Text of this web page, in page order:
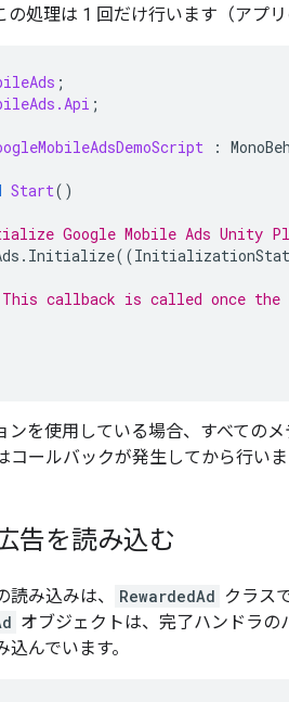
の処理は 1 回だけ行います（アプ
;
;
:
Start()
Google Mobile Ads Unity
. Initialize((
callback is called once the
ンを使用している場合、すべての
コールバックが発生してから行いま
告を読み込む
読み込みは、 RewardedAd クラス
オブジェクトは、完了ハンドラの
んでいます。